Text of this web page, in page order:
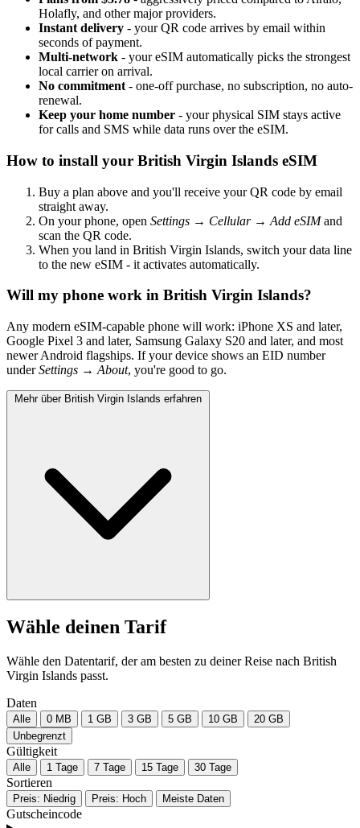
Holafly, and other major providers.
Instant delivery - your QR code arrives by email within
seconds of payment.
Multi-network - your eSIM automatically picks the strongest
local carrier on arrival.
No commitment - one-off purchase, no subscription, no auto-
renewal.
Keep your home number - your physical SIM stays active
for calls and SMS while data runs over the eSIM.
How to install your British Virgin Islands eSIM
Buy a plan above and you'll receive your QR code by email
straight away.
On your phone, open Settings → Cellular → Add eSIMand
scan the QR code.
When you land in British Virgin Islands, switch your data line
to the new eSIM - it activates automatically.
Will my phone work in British Virgin Islands?
Any modern eSIM-capable phone will work: iPhone XS and later,
Google Pixel 3 and later, Samsung Galaxy S20 and later, and most
newer Android flagships. If your device shows an EID number
underSettings → About, you're good to go.
Mehr über British Virgin Islands erfahren
Wähle deinen Tarif
Wähle den Datentarif, der am besten zu deiner Reise nach British
Virgin Islands passt.
Daten
Alle 0 MB 1 GB 3 GB 5 GB 10 GB
20 GB
Unbegrenzt
Gültigkeit
Alle 1 Tage 7 Tage 15 Tage 30 Tage
Sortieren
Preis: Niedrig Preis: Hoch Meiste Daten
Gutscheincode